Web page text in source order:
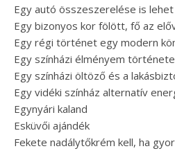
Egy autó összeszerelése is
Egy bizonyos kor fölött, fő az
Egy régi történet egy modern
Egy színházi élményem története
Egy színházi öltöző és a
Egy vidéki színház alternatív
Egynyári kaland
Esküvői ajándék
Fekete nadálytőkrém kell, ha